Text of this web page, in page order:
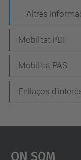
Altres
Mobilitat PDI
Mobilitat PAS
Enllaços
On Som